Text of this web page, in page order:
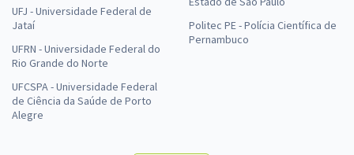
UFJ - Universidade Federal de
Jataí
UFRN - Universidade Federal do
Rio Grande do Norte
UFCSPA - Universidade Federal
de Ciência da Saúde de Porto
Alegre
Politec PE - Polícia Científica de
Pernambuco